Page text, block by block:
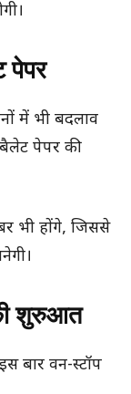
पेपर
में भी बदलाव
पेपर की
भी होंगे, जिससे
शुरुआत
बार वन-स्टॉप